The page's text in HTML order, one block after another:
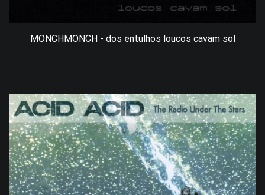
MONCHMONCH - dos entulhos loucos cavam sol